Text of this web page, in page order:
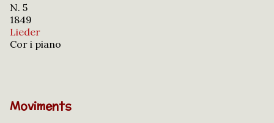
N. 5
1849
Lieder
Cor i piano
Moviments